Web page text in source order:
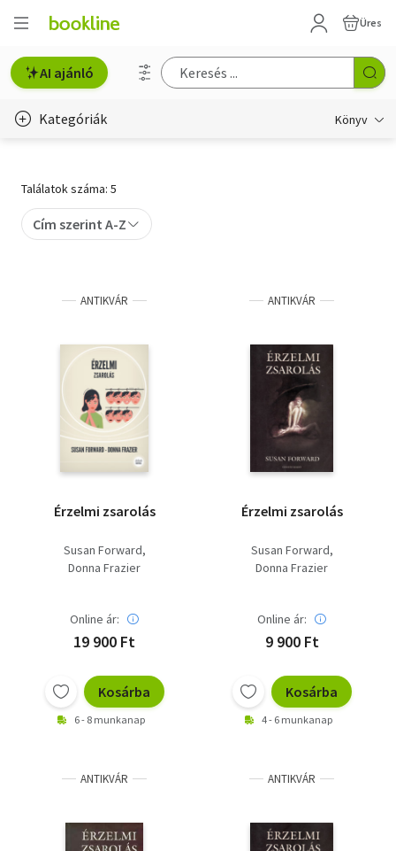
Üres
AI ajánló
Kategóriák Könyv
Gyermek- és ifjúsági
Művészet
Szakkönyv
Szótár, nyelvkönyv
Tankönyv, segédkönyv
Társadalomtudomány
Találatok száma: 5
Cím szerint A-Z
ANTIKVÁR
Érzelmi zsarolás
Susan Forward
Donna Frazier
Online ár:
19 900 Ft
Kosárba
6 - 8 munkanap
ANTIKVÁR
Érzelmi zsarolás
Susan Forward
Donna Frazier
Online ár:
9 900 Ft
Kosárba
4 - 6 munkanap
ANTIKVÁR ANTIKVÁR